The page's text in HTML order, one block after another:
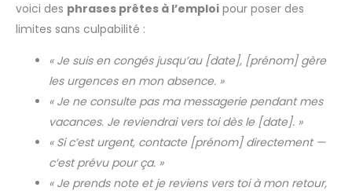
voici des phrases prêtes à l’emploi pour poser des
limites sans culpabilité :
« Je suis en congés jusqu’au [date], [prénom] gère
les urgences en mon absence. »
« Je ne consulte pas ma messagerie pendant mes
vacances. Je reviendrai vers toi dès le [date]. »
« Si c’est urgent, contacte [prénom] directement —
c’est prévu pour ça. »
« Je prends note et je reviens vers toi à mon retour,